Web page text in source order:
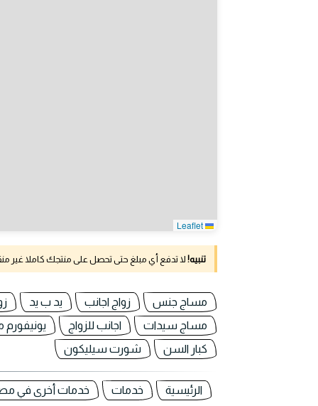
تنبيه! لا تدفع أي مبلغ حتى تحصل على منتجك كاملا غير
مساج جنس زواج اجانب يد ب يد
مساج سيدات
اجانب للزواج
كبار السن
شورت سيليكون
الرئيسية خدمات خدمات أخرى في